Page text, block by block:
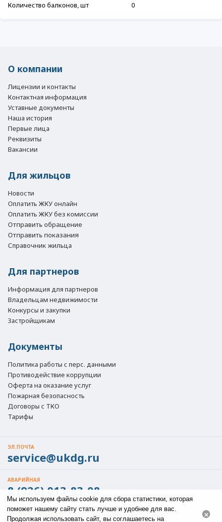
Количество балконов, шт
0
О компании
Лицензии и контакты
Контактная информация
Уставные документы
Наша история
Первые лица
Реквизиты
Вакансии
Для жильцов
Новости
Оплатить ЖКУ онлайн
Оплатить ЖКУ без комиссии
Отправить обращение
Отправить показания
Справочник жильца
Для партнеров
Информация для партнеров
Владельцам недвижимости
Конкурсы и закупки
Застройщикам
Документы
Политика работы с перс. данными
Противодействие коррупции
Оферта на оказание услуг
Пожарная безопасность
Договоры с ТКО
Тарифы
ЭЛ.ПОЧТА
service@ukdg.ru
АВАРИЙНАЯ
8 (926) 013-83-08
ПО ВСЕМ ВОПРОСАМ
Мы используем файлы cookie для сбора статистики, которая
поможет нашему сайту стать лучше и удобнее для вас.
Продолжая использовать сайт, вы соглашаетесь на
×